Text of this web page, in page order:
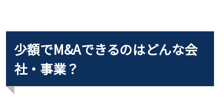
少額でM&Aできるのはどんな会
社・事業？